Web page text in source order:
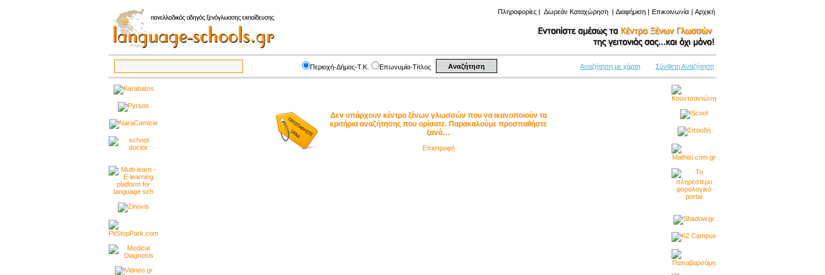
Πληροφορίες | Δωρεάν Καταχώρηση | Διαφήμιση | Επικοινωνία | Αρχική
Περιοχή-Δήμος-Τ.Κ. Επωνυμία-Τίτλος Αναζήτηση με χάρτη Σύνθετη Αναζήτηση
Δεν υπάρχουν κέντρα ξένων γλωσσών που να ικανοποιούν τα
κριτήρια αναζήτησης που ορίσατε. Παρακαλούμε προσπαθήστε
ξανά…
Επιστροφή